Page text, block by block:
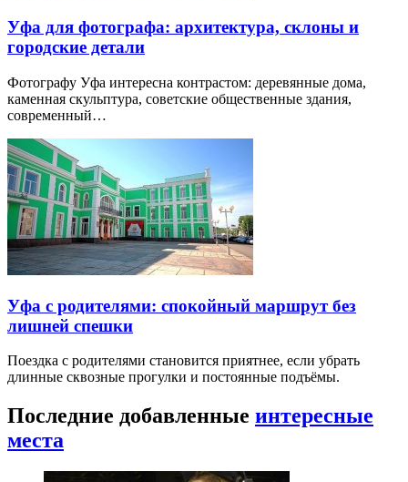
Уфа для фотографа: архитектура, склоны и
городские детали
Фотографу Уфа интересна контрастом: деревянные дома,
каменная скульптура, советские общественные здания,
современный…
Уфа с родителями: спокойный маршрут без
лишней спешки
Поездка с родителями становится приятнее, если убрать
длинные сквозные прогулки и постоянные подъёмы.
Последние добавленные интересные
места